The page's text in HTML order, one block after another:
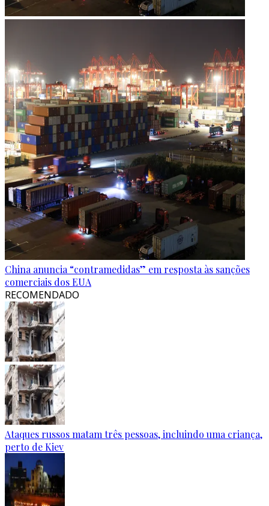
China anuncia “contramedidas” em resposta às sanções
comerciais dos EUA
RECOMENDADO
Ataques russos matam três pessoas, incluindo uma criança,
perto de Kiev